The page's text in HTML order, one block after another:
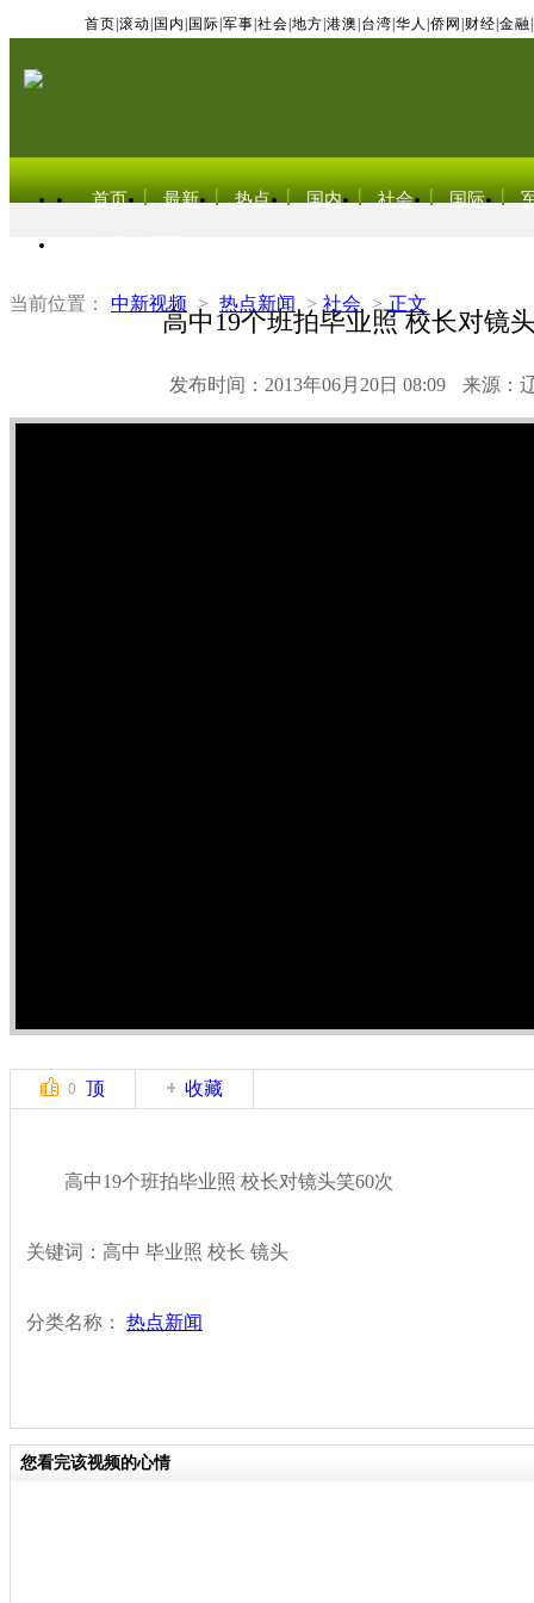
首页 滚动 国内 国际 军事 社会 地方 港澳 台湾 华人 侨网 财经 金融
首页 最新 热点 国内 社会 国际
当前位置： 中新视频 > 热点新闻 > 社会 > 正文
高中19个班拍毕业照 校长对镜
发布时间：2013年06月20日 08:09 来源：
0 顶 收藏
高中19个班拍毕业照 校长对镜头笑60次
关键词：高中 毕业照 校长 镜头
分类名称： 热点新闻
您看完该视频的心情